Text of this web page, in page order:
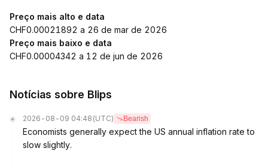
Preço mais alto e data
CHF0.00021892 a 26 de mar de 2026
Preço mais baixo e data
CHF0.00004342 a 12 de jun de 2026
Notícias sobre Blips
2026-08-09 04:48 (UTC) Bearish
Economists generally expect the US annual inflation rate to
slow slightly.